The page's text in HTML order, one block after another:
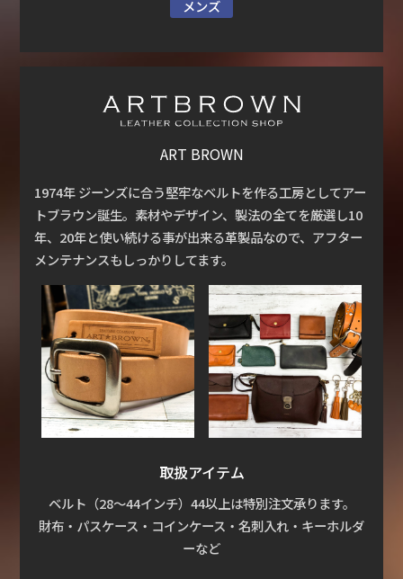
メンズ
ART BROWN
1974年 ジーンズに合う堅牢なベルトを作る工房としてアー
トブラウン誕生。素材やデザイン、製法の全てを厳選し10
年、20年と使い続ける事が出来る革製品なので、アフター
メンテナンスもしっかりしてます。
取扱アイテム
ベルト（28～44インチ）44以上は特別注文承ります。
財布・パスケース・コインケース・名刺入れ・キーホルダ
ーなど